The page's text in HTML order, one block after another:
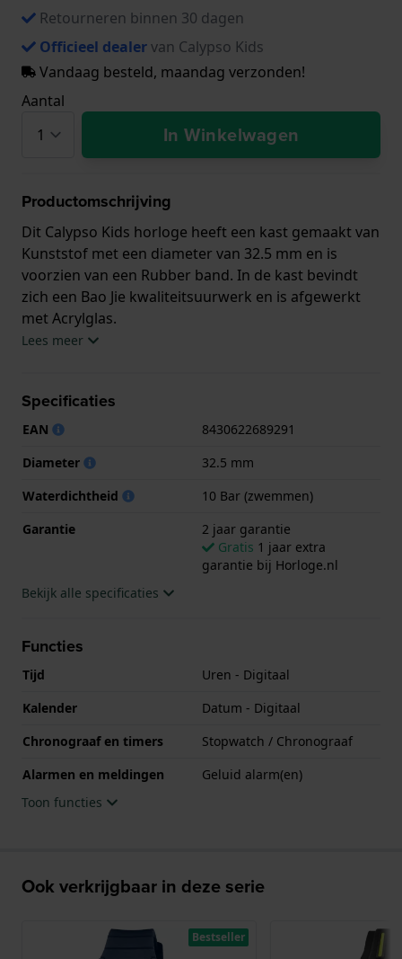
Retourneren binnen 30 dagen
Officieel dealervan Calypso Kids
Vandaag besteld, maandag verzonden!
Aantal
In Winkelwagen
Productomschrijving
Dit Calypso Kids horloge heeft een kast gemaakt van
Kunststof met een diameter van 32.5 mm en is
voorzien van een Rubber band. In de kast bevindt
zich een Bao Jie kwaliteitsuurwerk en is afgewerkt
met Acrylglas.
horloge geleverd met 2 jaar garantie.
Lees meer
Specificaties
EAN
8430622689291
Diameter
32.5 mm
Waterdichtheid
10 Bar (zwemmen)
Garantie
2 jaar garantie
Gratis 1 jaar extra
garantie bij Horloge.nl
Bekijk alle specificaties
Functies
Tijd
Uren - Digitaal
Kalender
Datum - Digitaal
Chronograaf en timers
Stopwatch / Chronograaf
Alarmen en meldingen
Geluid alarm(en)
Toon functies
Ook verkrijgbaar in deze serie
Bestseller